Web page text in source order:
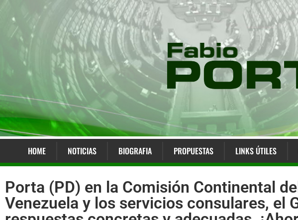
HOME NOTICIAS BIOGRAFIA PROPUESTAS LINKS ÚTILES
Porta (PD) en la Comisión Continental
Venezuela y los servicios consulares, el